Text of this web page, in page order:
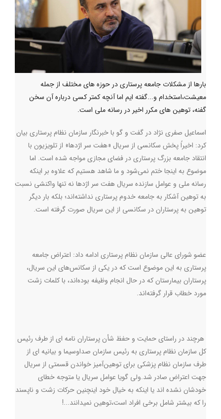
بارها از مشکلات جامعه‌ پرستاری در حوزه های مختلف از جمله
معیشت،استخدام و...گفته ایم اما آنچه کمتر کسی درباره آن سخن
گفنه، توهین های مکرر اخیر در رسانه ملی است.
اسماعیل صفری نژاد در گفت و گو با خبرنگار سازمان نظام پرستاری بیان
کرد: اخیراً پخش سکانسی از سریال «هفت سر اژدها» از تلویزیون با
انتقاد جامعه بزرگ پرستاری در فضای مجازی مواجه شده است. اما
موضوع به اینجا ختم نمی‌شود و ما شاهد هستیم که علاوه بر اینکه
رسانه ملی و عوامل سازنده سریال هفت سر اژدها نه تنها واکنشی نسبت
به توهین آشکار به جامعه خدوم پرستاری نداشته‌اند؛ بلکه بار دیگر
توهین به پرستاران در سکانسی از این سریال صورت گرفته است.
عضو شورای عالی سازمان نظام پرستاری ادامه داد: اعتراض جامعه‌
پرستاری به این موضوع است که در یکی از سکانس‌های این سریال،
پرستاران بیمارستان که در حال انجام وظیفه بوده‌اند، با کلمات زشت
مورد خطاب قرار گرفته‌اند.
هرچند در راستاي حمايت و حفظ شأن پرستاران نامه ای از طرف رئیس
کل سازمان نظام پرستاری به رئیس سازمان صداوسیما و بیانیه ای از
طرف سازمان نظام پزشکی برای توهین‌آمیز خواندن قسمتی از سریال
جهت اعتراض صادر شد.ولي گويا عوامل سريال يا متوجه خطاي
خودشان نشده اند يا اينكه به خيال خود اينچنين حركات زشت و ناپسند
را که بیشتر شامل برخی افراد است،توهين نميدانند...!